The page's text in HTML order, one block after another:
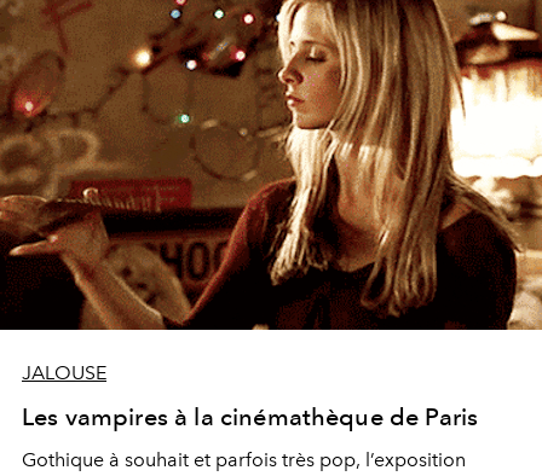
JALOUSE
Les vampires à la cinémathèque de Paris
Gothique à souhait et parfois très pop, l’exposition